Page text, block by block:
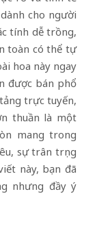
cho người
tính dễ trồng,
toàn có thể tự
hoa này ngay
được bán phổ
trực tuyến,
thuần là một
mang trong
sự trân trọng
này, bạn đã
nhưng đầy ý